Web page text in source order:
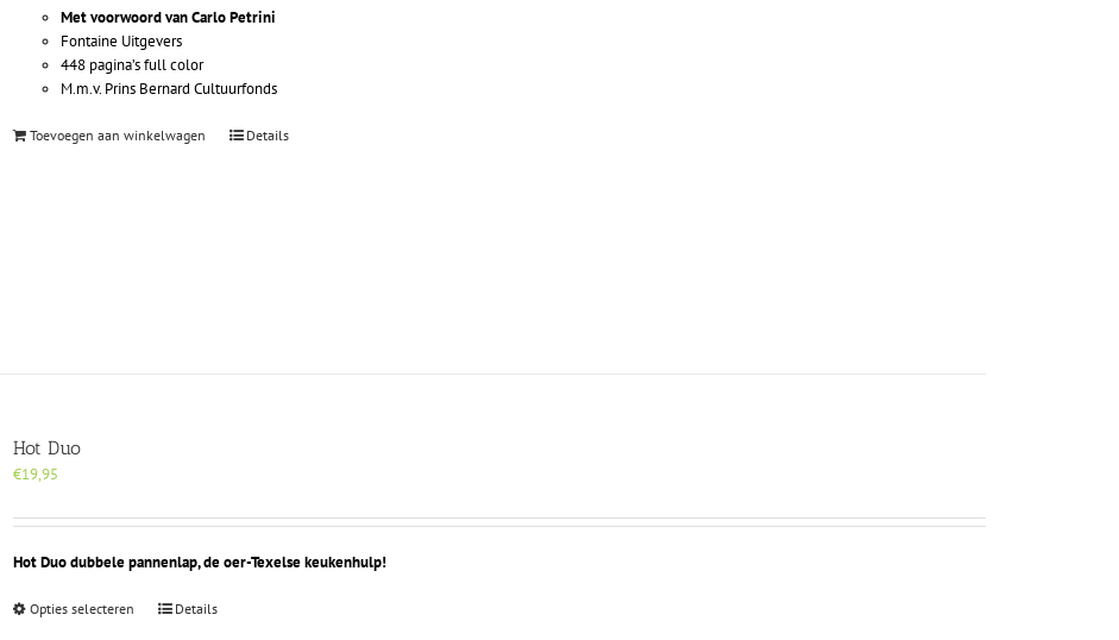
Met voorwoord van Carlo Petrini
Fontaine Uitgevers
448 pagina’s full color
M.m.v. Prins Bernard Cultuurfonds
Toevoegen aan winkelwagen Details
Hot Duo
€19,95
Hot Duo dubbele pannenlap, de oer-Texelse keukenhulp!
Opties selecteren
DitDetails